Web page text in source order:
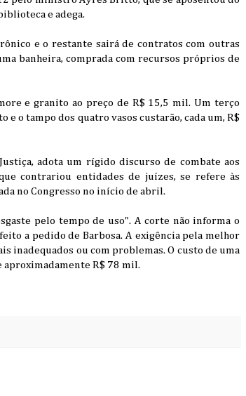
e adega.
e o restante sairá de contratos com outras
banheira, comprada com recursos próprios de
e granito ao preço de R$ 15,5 mil. Um terço
e o tampo dos quatro vasos custarão, cada um, R$
adota um rígido discurso de combate aos
contrariou entidades de juízes, se refere às
no Congresso no início de abril.
pelo tempo de uso". A corte não informa o
a pedido de Barbosa. A exigência pela melhor
inadequados ou com problemas. O custo de uma
aproximadamente R$ 78 mil.